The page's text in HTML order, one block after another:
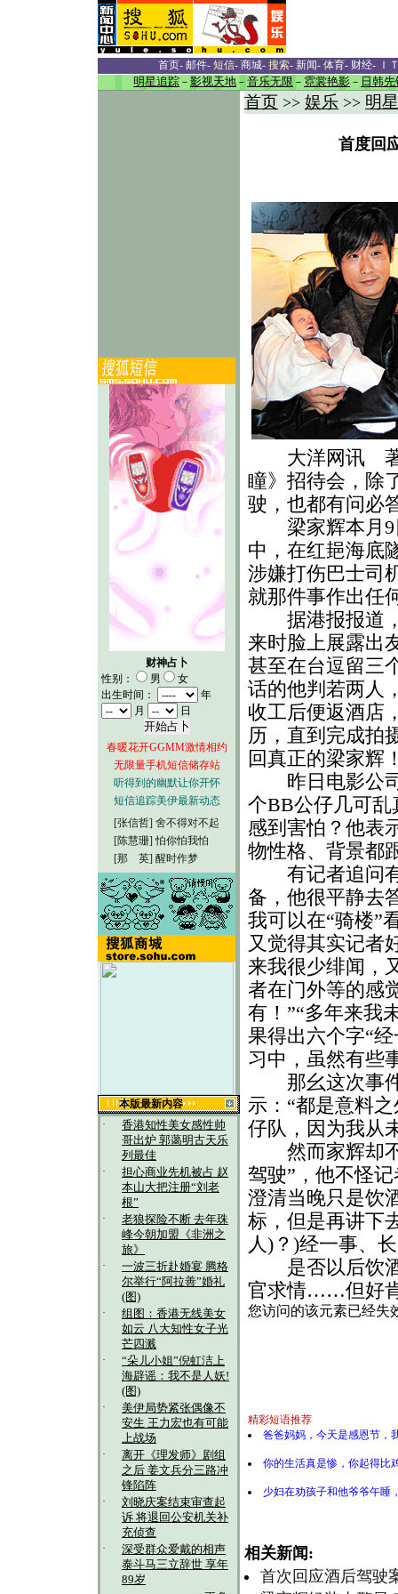
首页- 邮件- 短信- 商城- 搜索- 新闻- 体育- 财经- Ｉ
明星追踪 － 影视天地 － 音乐无限 － 霓裳艳影 － 日韩先
财神占卜
性别：
男
女
出生时间：
年
月
日
春暖花开GGMM激情相约
无限量手机短信储存站
听得到的幽默让你开怀
短信追踪美伊最新动态
[张信哲] 舍不得对不起
[陈慧珊] 怕你怕我怕
[那 英] 醒时作梦
本版最新内容
·
香港知性美女感性帅
哥出炉 郭蔼明古天乐
列最佳
·
担心商业先机被占 赵
本山大把注册“刘老
根”
·
老狼探险不断 去年珠
峰今朝加盟《非洲之
旅》
·
一波三折赴婚宴 腾格
尔举行“阿拉善”婚礼
(图)
·
组图：香港无线美女
如云 八大知性女子光
芒四溅
·
“朵儿小姐”倪虹洁上
海辟谣：我不是人妖!
(图)
·
美伊局势紧张偶像不
安生 王力宏也有可能
上战场
·
离开《理发师》剧组
之后 姜文兵分三路冲
锋陷阵
·
刘晓庆案结束审查起
诉 将退回公安机关补
充侦查
·
深受群众爱戴的相声
泰斗马三立辞世 享年
89岁
首页 >> 娱乐 >> 明
首度回
大洋网讯 著
瞳》招待会，除
驶，也都有问必
梁家辉本月9
中，在红郌海底
涉嫌打伤巴士司
就那件事作出任
据港报报道，
来时脸上展露出
甚至在台逗留三
话的他判若两人
收工后便返酒店
历，直到完成拍
回真正的梁家辉
昨日电影公司
个BB公仔几可
感到害怕？他表
物性格、背景都
有记者追问有
备，他很平静去
我可以在“骑楼”
又觉得其实记
来我很少绯闻，
者在门外等的感
有！”“多年来我
果得出六个字“
习中，虽然有些
那幺这次事件
示：“都是意料
仔队，因为我从
然而家辉却不
驾驶”，他不怪
澄清当晚只是饮
标，但是再讲下
人)？)经一事、
是否以后饮酒
官求情……但好
精彩短语推荐
爸爸妈妈，今天是感恩节
你的生活真是惨，你起得
少妇在劝孩子和他爷爷午
相关新闻:
首次回应酒后驾驶